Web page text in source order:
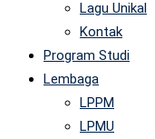
Lagu Unikal
Kontak
Program Studi
Lembaga
LPPM
LPMU